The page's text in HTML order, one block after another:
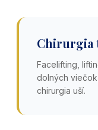
Chirurgia
Facelifting,
dolných
chirurgia uší.